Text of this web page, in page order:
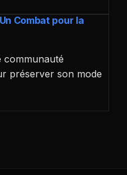
Combat pour la
préserver son mode